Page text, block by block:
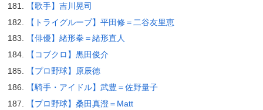
【歌手】吉川晃司
【トライグループ】平田修＝二谷友里恵
【俳優】緒形拳＝緒形直人
【コブクロ】黒田俊介
【プロ野球】原辰徳
【騎手・アイドル】武豊＝佐野量子
【プロ野球】桑田真澄＝Matt